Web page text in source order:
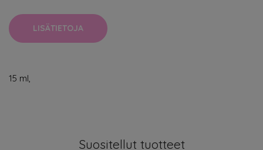
LISÄTIETOJA
15 ml,
Suositellut tuotteet